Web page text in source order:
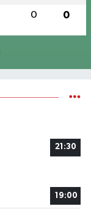
0 0
21:30
19:00